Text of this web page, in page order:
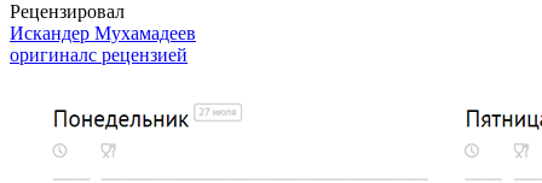
Рецензировал
Искандер Мухамадеев
оригиналс рецензией